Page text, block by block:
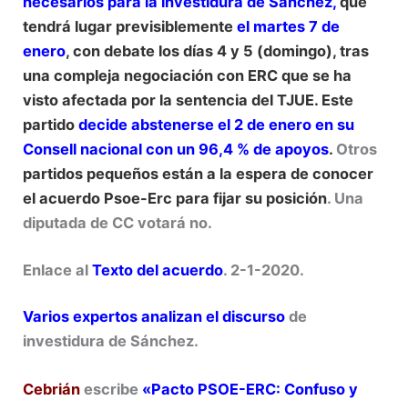
tendrá lugar previsiblementeel martes 7 de
enero, con debate los días 4 y 5 (domingo), tras
una compleja negociación con ERC que se ha
visto afectada por la sentencia del TJUE. Este
partidodecide abstenerse el 2 de enero en su
Consell nacional con un 96,4 % de apoyos. Otros
partidos pequeños están a la espera de conocer
el acuerdo Psoe-Erc para fijar su posición. Una
diputada de CC votará no.
Enlace alTexto del acuerdo. 2-1-2020.
Varios expertos analizan el discurso de
investidura de Sánchez.
Cebrián escribe «Pacto PSOE-ERC: Confuso y